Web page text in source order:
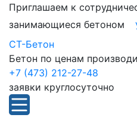
Приглашаем к
занимающиеся бетоном
СТ-Бетон
Бетон по ценам
+7 (473) 212-27-48
заявки круглосуточно